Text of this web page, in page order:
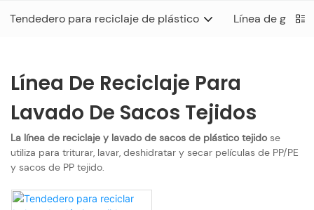
Tendedero para reciclaje de plástico Línea de
Línea De Reciclaje Para
Lavado De Sacos Tejidos
La línea de reciclaje y lavado de sacos de plástico tejido se
utiliza para triturar, lavar, deshidratar y secar películas de PP/PE
y sacos de PP tejido.